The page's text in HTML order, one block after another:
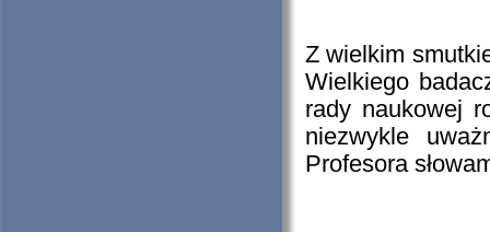
Z wielkim
Wielkiego
rady naukowej
niezwykle
Profesora